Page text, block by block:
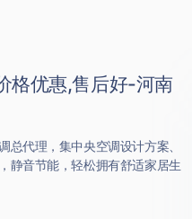
格优惠,售后好-河南
代理，集中央空调设计方案、
静音节能，轻松拥有舒适家居生